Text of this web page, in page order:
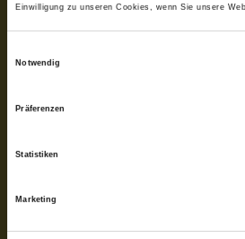
Einwilligung zu unseren Cookies, wenn Sie unsere
Notwendig
Präferenzen
Statistiken
Marketing